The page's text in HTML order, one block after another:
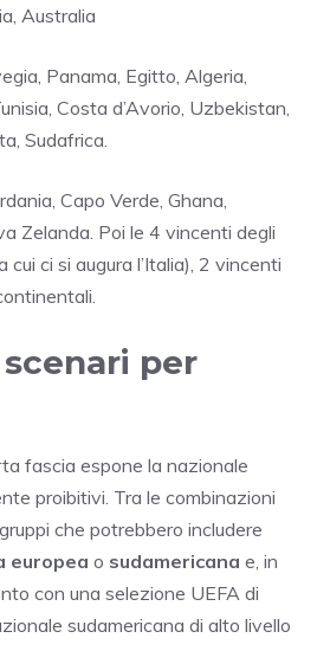
Australia
Panama, Egitto, Algeria,
Costa d’Avorio, Uzbekistan,
Sudafrica.
Capo Verde, Ghana,
Zelanda. Poi le 4 vincenti degli
cui ci si augura l’Italia), 2 vincenti
per
fascia espone la nazionale
proibitivi. Tra le combinazioni
che potrebbero includere
europea o sudamericana e, in
con una selezione UEFA di
sudamericana di alto livello